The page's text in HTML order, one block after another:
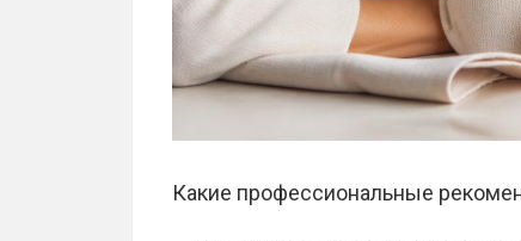
Какие профессиональные